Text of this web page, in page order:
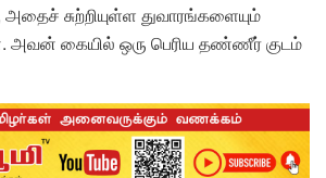
சுற்றியுள்ள துவாரங்களையும்
அவன் கையில் ஒரு பெரிய தண்ணீர் குடம்